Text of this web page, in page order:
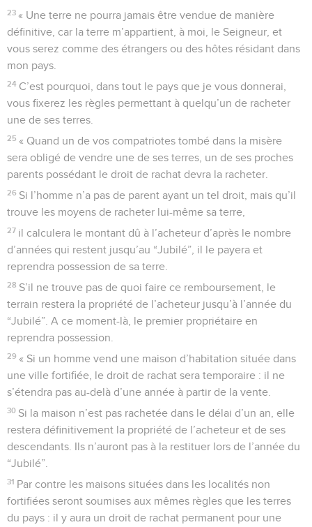
23 « Une terre ne pourra jamais être vendue de manière
définitive, car la terre m’appartient, à moi, le Seigneur, et
vous serez comme des étrangers ou des hôtes résidant dans
mon pays.
24 C’est pourquoi, dans tout le pays que je vous donnerai,
vous fixerez les règles permettant à quelqu’un de racheter
une de ses terres.
25 « Quand un de vos compatriotes tombé dans la misère
sera obligé de vendre une de ses terres, un de ses proches
parents possédant le droit de rachat devra la racheter.
26 Si l’homme n’a pas de parent ayant un tel droit, mais qu’il
trouve les moyens de racheter lui-même sa terre,
27 il calculera le montant dû à l’acheteur d’après le nombre
d’années qui restent jusqu’au “Jubilé”, il le payera et
reprendra possession de sa terre.
28 S’il ne trouve pas de quoi faire ce remboursement, le
terrain restera la propriété de l’acheteur jusqu’à l’année du
“Jubilé”. A ce moment-là, le premier propriétaire en
reprendra possession.
29 « Si un homme vend une maison d’habitation située dans
une ville fortifiée, le droit de rachat sera temporaire : il ne
s’étendra pas au-delà d’une année à partir de la vente.
30 Si la maison n’est pas rachetée dans le délai d’un an, elle
restera définitivement la propriété de l’acheteur et de ses
descendants. Ils n’auront pas à la restituer lors de l’année du
“Jubilé”.
31 Par contre les maisons situées dans les localités non
fortifiées seront soumises aux mêmes règles que les terres
du pays : il y aura un droit de rachat permanent pour une